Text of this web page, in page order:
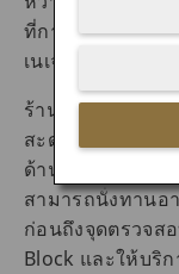
ที่การทำด้วยมือ แ
เนเจอร์ของร้าน
ร้าน 551 Horai
สะดวกของคุณ ร้
ด้านทิศใต้ก่อนถึง
สามารถนั่งทานอ
ก่อนถึงจุดตรวจส
Block และให้บริ